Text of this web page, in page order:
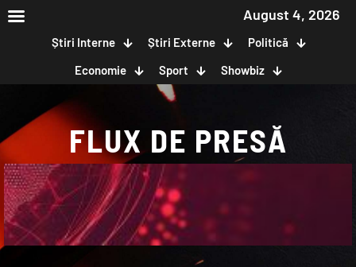
August 4, 2026
Știri Interne Știri Externe
Politică
Economie
Sport Showbiz
FLUX DE PRESĂ